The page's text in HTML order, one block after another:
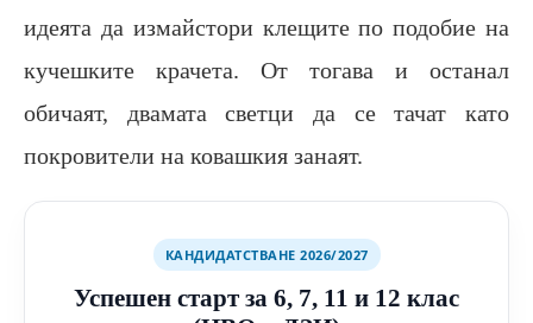
идеята да измайстори клещите по подобие на
кучешките крачета. От тогава и останал
обичаят, двамата светци да се тачат като
покровители на ковашкия занаят.
КАНДИДАТСТВАНЕ 2026/2027
Успешен старт за 6, 7, 11 и 12 клас